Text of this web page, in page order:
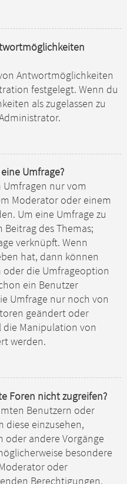
Antwortmöglichkeiten
festgelegt. Wenn du
als zugelassen zu
Umfrage?
nur vom
Moderator oder einem
Um eine Umfrage zu
des Themas;
verknüpft. Wenn
hat, dann können
oder die Umfrageoption
ein Benutzer
Umfrage nur noch von
geändert oder
die Manipulation von
werden.
Foren nicht zugreifen?
Benutzern oder
diese einzusehen,
oder andere Vorgänge
besondere
oder
Berechtigungen.